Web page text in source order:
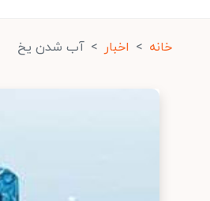
خانه اخبار آب شدن یخ